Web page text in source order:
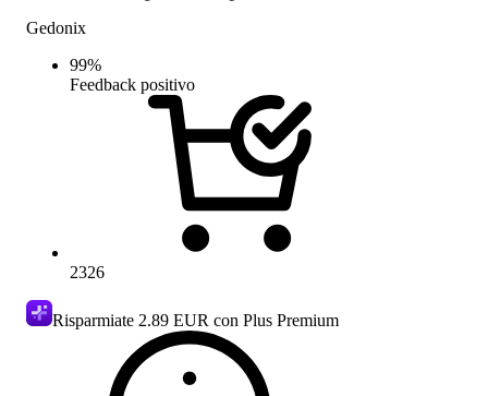
Gedonix
99%
Feedback positivo
2326
Risparmiate 2.89 EUR con Plus Premium